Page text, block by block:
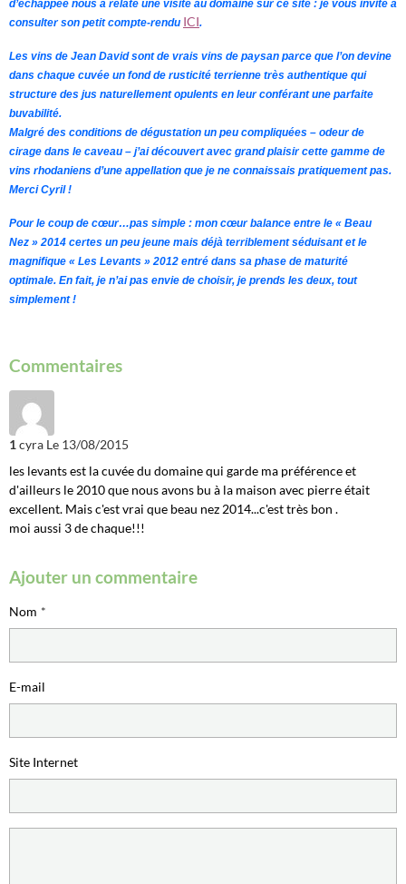
d’échappée nous a relaté une visite au domaine sur ce site : je vous invite à
consulter son petit compte-rendu ICI.
Les vins de Jean David sont de vrais vins de paysan parce que l’on devine
dans chaque cuvée un fond de rusticité terrienne très authentique qui
structure des jus naturellement opulents en leur conférant une parfaite
buvabilité.
Malgré des conditions de dégustation un peu compliquées – odeur de
cirage dans le caveau – j’ai découvert avec grand plaisir cette gamme de
vins rhodaniens d’une appellation que je ne connaissais pratiquement pas.
Merci Cyril !
Pour le coup de cœur…pas simple : mon cœur balance entre le « Beau
Nez » 2014 certes un peu jeune mais déjà terriblement séduisant et le
magnifique « Les Levants » 2012 entré dans sa phase de maturité
optimale. En fait, je n’ai pas envie de choisir, je prends les deux, tout
simplement !
Commentaires
1cyra Le 13/08/2015
les levants est la cuvée du domaine qui garde ma préférence et
d'ailleurs le 2010 que nous avons bu à la maison avec pierre était
excellent. Mais c'est vrai que beau nez 2014...c'est très bon .
moi aussi 3 de chaque!!!
Ajouter un commentaire
Nom
E-mail
Site Internet